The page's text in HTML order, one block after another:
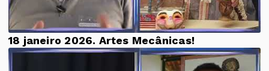
18 janeiro 2026. Artes Mecânicas!